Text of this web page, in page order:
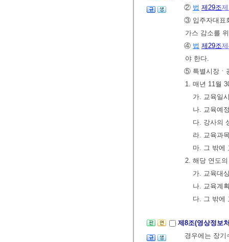
② 법 제29조
③ 입주자대표
가스 감소를
④ 법 제29조
야 한다.
⑤ 특별시장ㆍ
1. 매년 11월
가. 교육일
나. 교육예
다. 강사의
라. 교육과
마. 그 밖에
2. 해당 연도
가. 교육대
나. 교육계
다. 그 밖에
제8조(영상정보
경우에는 장